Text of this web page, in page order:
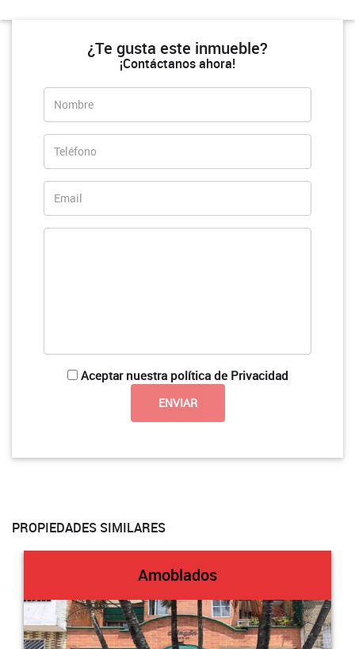
¿Te gusta este inmueble?
¡Contáctanos ahora!
Aceptar nuestra política de Privacidad
PROPIEDADES SIMILARES
Amoblados